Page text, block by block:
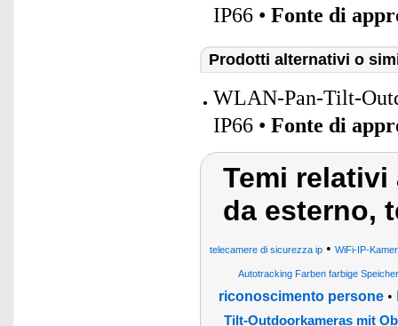
IP66 • Fonte di
Prodotti alternativi o
WLAN-Pan-Tilt-
IP66 • Fonte di
Temi relativi
da esterno,
telecamere di sicurezza ip • WiFi-IP-
Autotracking Farben farbige
riconoscimento persone•
Tilt-Outdoorkameras mit